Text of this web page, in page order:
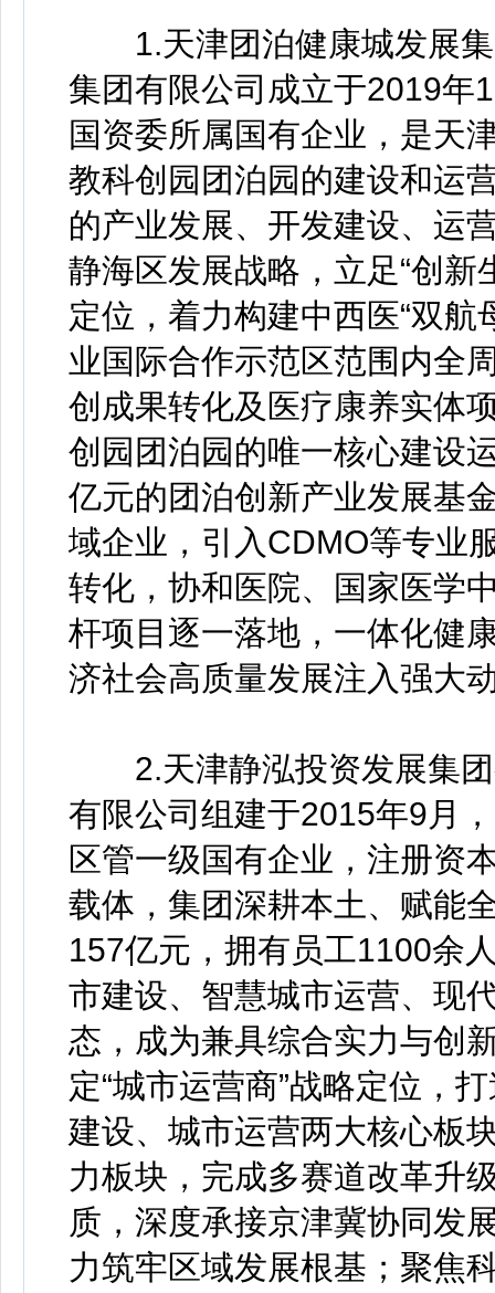
1.天津团泊健康城发展集
集团有限公司成立于2019年
国资委所属国有企业，是天
教科创园团泊园的建设和运
的产业发展、开发建设、运
静海区发展战略，立足“创新
定位，着力构建中西医“双
业国际合作示范区范围内全
创成果转化及医疗康养实体
创园团泊园的唯一核心建设
亿元的团泊创新产业发展基
域企业，引入CDMO等专业
转化，协和医院、国家医学
杆项目逐一落地，一体化健
济社会高质量发展注入强大
2.天津静泓投资发展集团
有限公司组建于2015年9月
区管一级国有企业，注册资
载体，集团深耕本土、赋能
157亿元，拥有员工1100余
市建设、智慧城市运营、现
态，成为兼具综合实力与创
定“城市运营商”战略定位，
建设、城市运营两大核心板
力板块，完成多赛道改革升
质，深度承接京津冀协同发
力筑牢区域发展根基；聚焦